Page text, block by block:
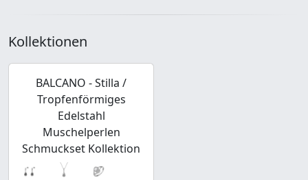
Kollektionen
BALCANO - Stilla /
Tropfenförmiges
Edelstahl
Muschelperlen
Schmuckset Kollektion